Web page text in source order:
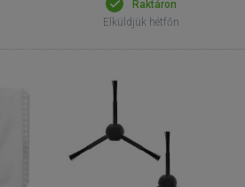
Raktáron
Elküldjük hétfőn